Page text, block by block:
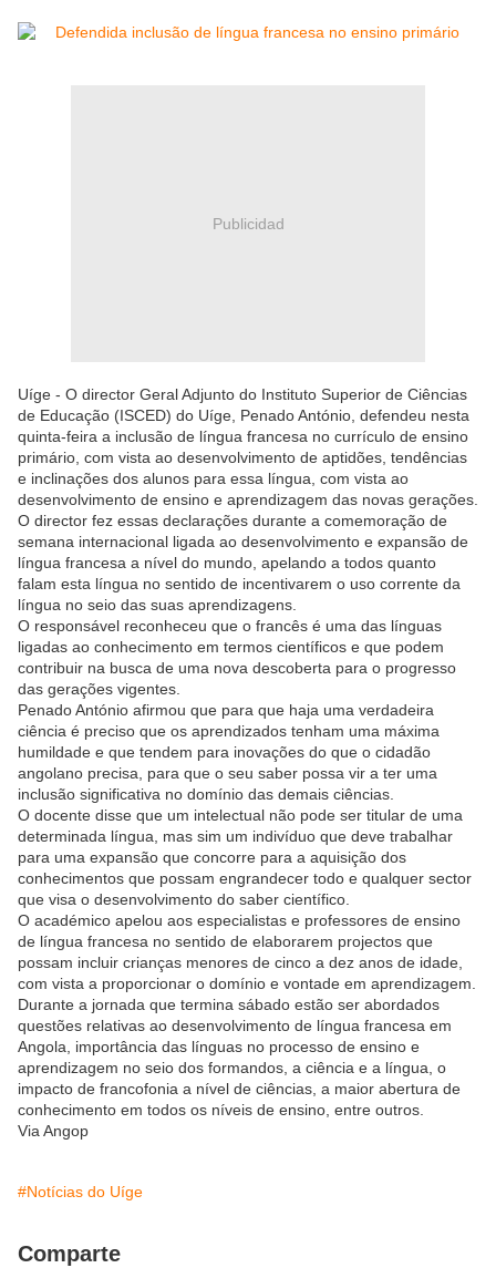
Publicidad
Uíge - O director Geral Adjunto do Instituto Superior de Ciências
de Educação (ISCED) do Uíge, Penado António, defendeu nesta
quinta-feira a inclusão de língua francesa no currículo de ensino
primário, com vista ao desenvolvimento de aptidões, tendências
e inclinações dos alunos para essa língua, com vista ao
desenvolvimento de ensino e aprendizagem das novas gerações.
O director fez essas declarações durante a comemoração de
semana internacional ligada ao desenvolvimento e expansão de
língua francesa a nível do mundo, apelando a todos quanto
falam esta língua no sentido de incentivarem o uso corrente da
língua no seio das suas aprendizagens.
O responsável reconheceu que o francês é uma das línguas
ligadas ao conhecimento em termos científicos e que podem
contribuir na busca de uma nova descoberta para o progresso
das gerações vigentes.
Penado António afirmou que para que haja uma verdadeira
ciência é preciso que os aprendizados tenham uma máxima
humildade e que tendem para inovações do que o cidadão
angolano precisa, para que o seu saber possa vir a ter uma
inclusão significativa no domínio das demais ciências.
O docente disse que um intelectual não pode ser titular de uma
determinada língua, mas sim um indivíduo que deve trabalhar
para uma expansão que concorre para a aquisição dos
conhecimentos que possam engrandecer todo e qualquer sector
que visa o desenvolvimento do saber científico.
O académico apelou aos especialistas e professores de ensino
de língua francesa no sentido de elaborarem projectos que
possam incluir crianças menores de cinco a dez anos de idade,
com vista a proporcionar o domínio e vontade em aprendizagem.
Durante a jornada que termina sábado estão ser abordados
questões relativas ao desenvolvimento de língua francesa em
Angola, importância das línguas no processo de ensino e
aprendizagem no seio dos formandos, a ciência e a língua, o
impacto de francofonia a nível de ciências, a maior abertura de
conhecimento em todos os níveis de ensino, entre outros.
Via Angop
#Notícias do Uíge
Comparte